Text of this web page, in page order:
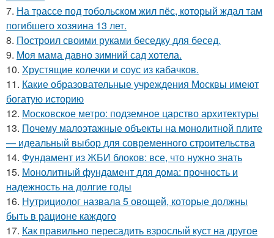
7. На трассе под тобольском жил пёс, который ждал там
погибшего хозяина 13 лет.
8. Построил своими руками беседку для бесед.
9. Моя мама давно зимний сад хотела.
10. Хрустящие колечки и соус из кабачков.
11. Какие образовательные учреждения Москвы имеют
богатую историю
12. Московское метро: подземное царство архитектуры
13. Почему малоэтажные объекты на монолитной плите
— идеальный выбор для современного строительства
14. Фундамент из ЖБИ блоков: все, что нужно знать
15. Монолитный фундамент для дома: прочность и
надежность на долгие годы
16. Нутрициолог назвала 5 овощей, которые должны
быть в рационе каждого
17. Как правильно пересадить взрослый куст на другое